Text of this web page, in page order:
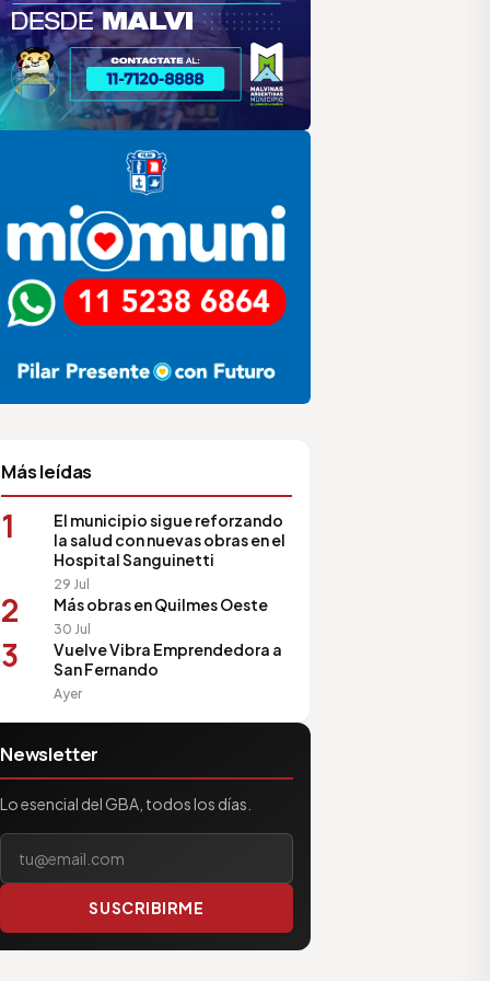
HCD
de Medios Vecinales
Más leídas
1
El municipio sigue reforzando
la salud con nuevas obras en el
Hospital Sanguinetti
29 Jul
2 Más obras en Quilmes Oeste
30 Jul
3
Vuelve Vibra Emprendedora a
San Fernando
Ayer
Newsletter
Lo esencial del GBA, todos los días.
SUSCRIBIRME